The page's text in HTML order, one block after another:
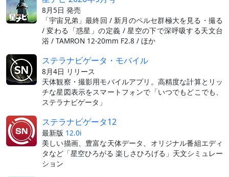
8月5日 発売
「宇宙兄弟」最終回 / 新月のペルセ群極大を見る・撮る
/ 変わる「惑星」の定義 / 星空の下で深呼吸する天文台
浴 / TAMRON 12-20mm F2.8 / ほか
ステラナビゲータ・モバイル
8月4日 リリース
天体観察・撮影用モバイルアプリ。高精度な計算とリッ
チな星図表示をスマートフォンで「いつでもどこでも、
ステラナビゲータ」
ステラナビゲータ12
最新版 12.0i
美しい描画、豊富な天体データ、オリジナル番組エディ
タなど「星空ひろがる 楽しさひろげる」天文シミュレー
ション